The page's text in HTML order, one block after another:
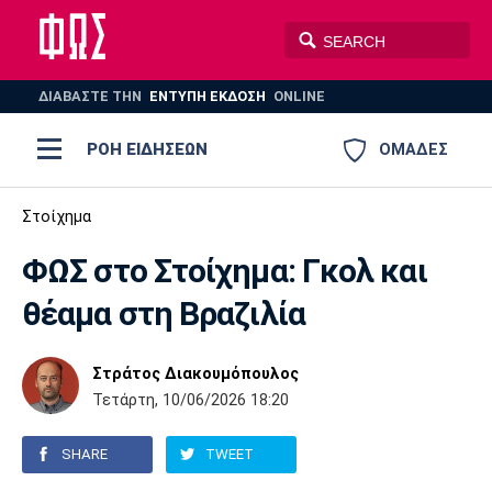
ΔΙΑΒΑΣΤΕ THN ΕΝΤΥΠΗ ΕΚΔΟΣΗ ONLINE
ΟΜΑΔΕΣ
ΡΟΗ ΕΙΔΗΣΕΩΝ
ΠΟΔΟΣΦΑΙΡΟ
ΣΠΟΡ
AUTO-MOTO PLUS
Ποδόσφαιρο
Super League 1
Super League 2
Γ Εθνική
Ελλάδα
Μπάσκετ
Ελλάδα
Εθνική
EuroLeague
Ολυμπιακοί Αγώνες
Βόλεϊ
Πόλο
Ολυμπιακός ΑΕΚ
Παναθηναϊκός Ατρόμητος
Στοίχημα
ΦΩΣ στο Στοίχημα: Γκολ και
θέαμα στη Βραζιλία
Στράτος Διακουμόπουλος
Τετάρτη, 10/06/2026 18:20
SHARE TWEET